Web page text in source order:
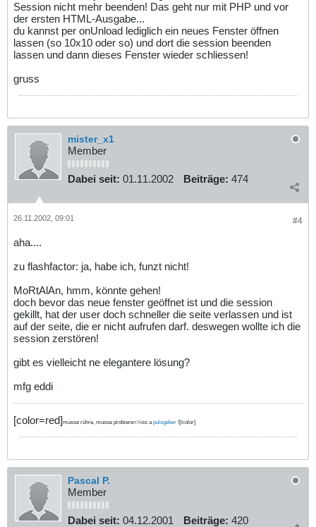
Session nicht mehr beenden! Das geht nur mit PHP und vor
der ersten HTML-Ausgabe...
du kannst per onUnload lediglich ein neues Fenster öffnen
lassen (so 10x10 oder so) und dort die session beenden
lassen und dann dieses Fenster wieder schliessen!
gruss
mister_x1
Member
Dabei seit: 01.11.2002 Beiträge: 474
#4
26.11.2002, 09:01
aha....
zu flashfactor: ja, habe ich, funzt nicht!
MoRtAlAn, hmm, könnte gehen!
doch bevor das neue fenster geöffnet ist und die session
gekillt, hat der user doch schneller die seite verlassen und ist
auf der seite, die er nicht aufrufen darf. deswegen wollte ich die
session zerstören!
gibt es vielleicht ne elegantere lösung?
mfg eddi
[color=red]musse rühre, musse probiere=>iss a pulsgeber ![/color]
Pascal P.
Member
Dabei seit: 04.12.2001 Beiträge: 420